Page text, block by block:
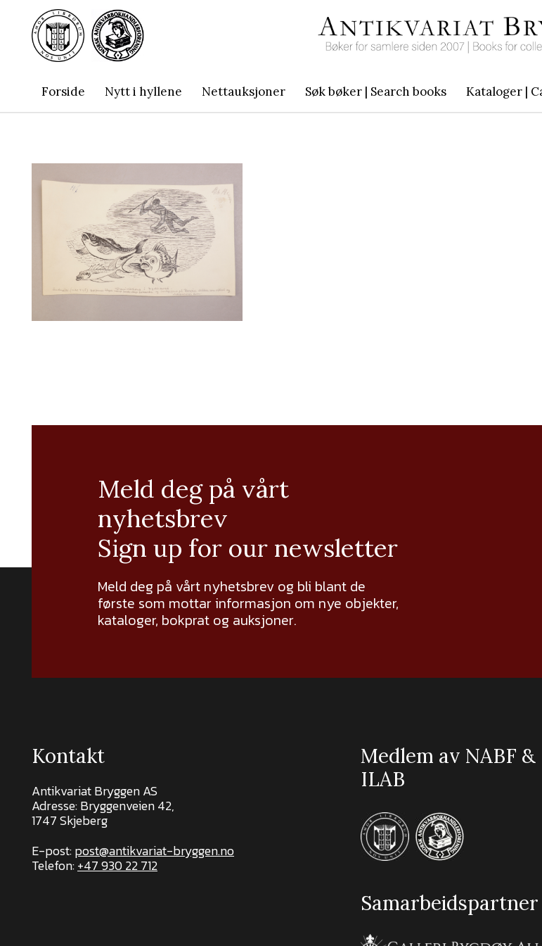
Forside Nytt i hyllene Nettauksjoner Søk bøker | Search books Kataloger |
Meld deg på vårt
nyhetsbrev
Sign up for our newsletter
Meld deg på vårt nyhetsbrev og bli blant de
første som mottar informasjon om nye objekter,
kataloger, bokprat og auksjoner.
Kontakt
Antikvariat Bryggen AS
Adresse: Bryggenveien 42,
1747 Skjeberg
E-post:post@antikvariat-bryggen.no
Telefon:+47 930 22 712
Medlem av NABF &
ILAB
Samarbeidspartner